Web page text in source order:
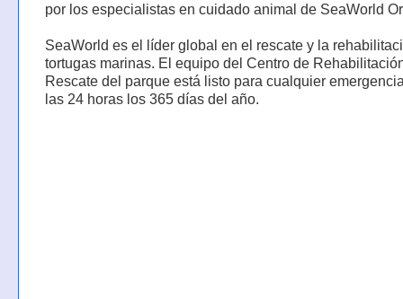
por los especialistas en cuidado animal de SeaWorld
SeaWorld es el líder global en el rescate y la
tortugas marinas. El equipo del Centro de
Rescate del parque está listo para cualquier
las 24 horas los 365 días del año.